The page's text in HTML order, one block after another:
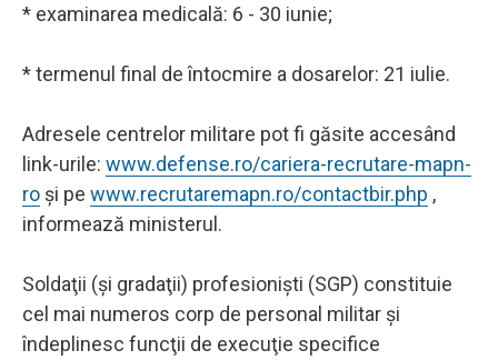
* examinarea medicală: 6 - 30 iunie;
* termenul final de întocmire a dosarelor: 21 iulie.
Adresele centrelor militare pot fi găsite accesând
link-urile: www.defense.ro/cariera-recrutare-mapn-
ro şi pe www.recrutaremapn.ro/contactbir.php ,
informează ministerul.
Soldaţii (şi gradaţii) profesionişti (SGP) constituie
cel mai numeros corp de personal militar şi
îndeplinesc funcţii de execuţie specifice